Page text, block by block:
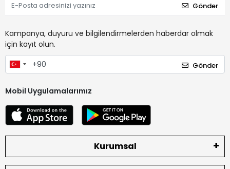
Gönder
Kampanya, duyuru ve bilgilendirmelerden haberdar olmak
için kayıt olun.
Gönder
Mobil Uygulamalarımız
Kurumsal